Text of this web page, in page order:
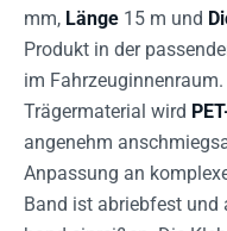
mm, Länge 15 m und
Produkt in der
im
Trägermaterial wird
angenehm
Anpassung an
Band ist abriebfest